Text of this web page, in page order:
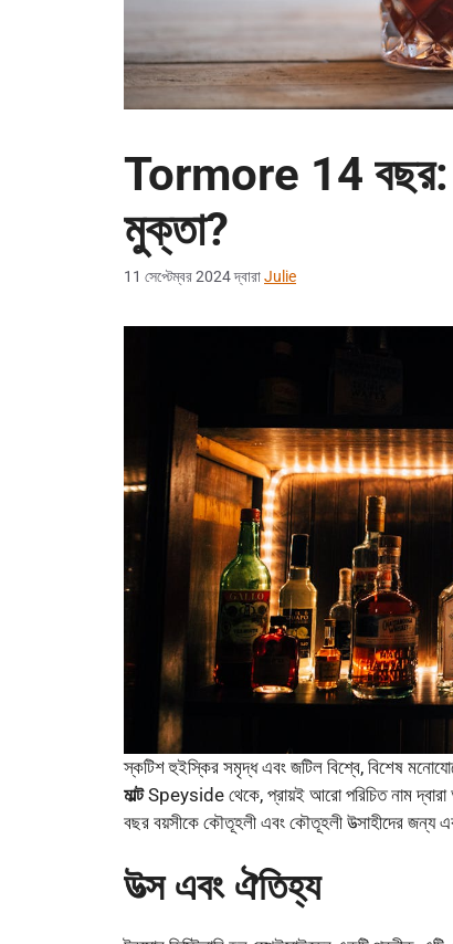
Tormore 14 বছর:
মুক্তা?
11 সেপ্টেম্বর 2024দ্বারাJulie
স্কটিশ হুইস্কির সমৃদ্ধ এবং জটিল বিশ্বে, বিশেষ
মাল্টSpeyside থেকে, প্রায়ই আরো পরিচিত নাম
বছর বয়সীকে কৌতূহলী এবং কৌতূহলী উত্সাহীদের জন্য
উত্স এবং ঐতিহ্য